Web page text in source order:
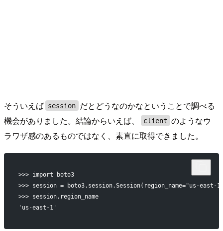
そういえば session だとどうなのかなということで調べる
機会がありました。結論からいえば、
client のようなウ
ラワザ感のあるものではなく、素直に取得できました。
>>> import boto3
>>> session = boto3.session.Session(region_name="us-east-
>>> session.region_name
'us-east-1'